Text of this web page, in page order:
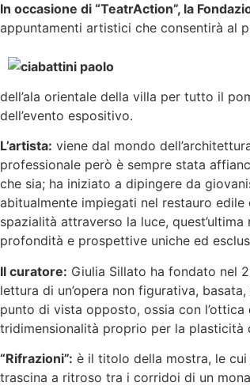
In occasione di “TeatrAction”, la
appuntamenti artistici che consentirà al
dell’ala orientale della villa per tutto il
dell’evento espositivo.
L’artista: viene dal mondo
professionale però è sempre stata
che sia; ha iniziato a dipingere da
abitualmente impiegati nel restauro
spazialità attraverso la luce,
profondità e prospettive uniche ed
Il curatore: Giulia Sillato ha fondato nel
lettura di un’opera non figurativa,
punto di vista opposto, ossia con
tridimensionalità proprio per la plasticità
“Rifrazioni”: è il titolo della mostra, le
trascina a ritroso tra i corridoi di un